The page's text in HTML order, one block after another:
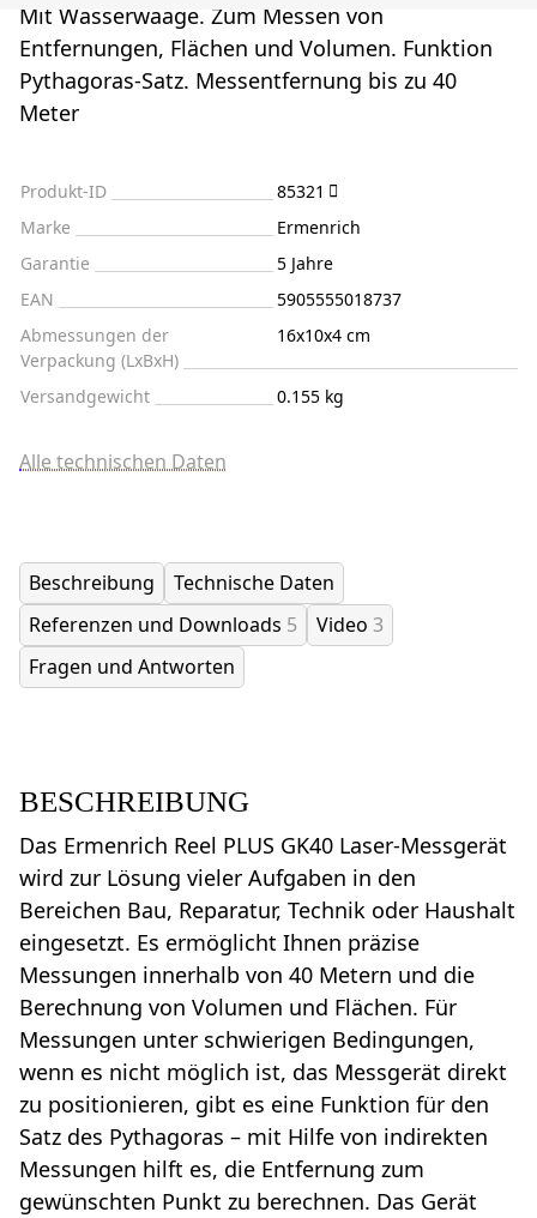
Mit Wasserwaage. Zum Messen von
Entfernungen, Flächen und Volumen. Funktion
Pythagoras-Satz. Messentfernung bis zu 40
Meter
Produkt-ID
85321
Marke
Ermenrich
Garantie
5 Jahre
EAN
5905555018737
Abmessungen der
Verpackung (LxBxH)
16x10x4 cm
Versandgewicht 0.155 kg
Alle technischen Daten
Beschreibung
Technische Daten
Referenzen und Downloads 5 Video 3
Fragen und Antworten
BESCHREIBUNG
Das Ermenrich Reel PLUS GK40 Laser-Messgerät
wird zur Lösung vieler Aufgaben in den
Bereichen Bau, Reparatur, Technik oder Haushalt
eingesetzt. Es ermöglicht Ihnen präzise
Messungen innerhalb von 40 Metern und die
Berechnung von Volumen und Flächen. Für
Messungen unter schwierigen Bedingungen,
wenn es nicht möglich ist, das Messgerät direkt
zu positionieren, gibt es eine Funktion für den
Satz des Pythagoras – mit Hilfe von indirekten
Messungen hilft es, die Entfernung zum
gewünschten Punkt zu berechnen. Das Gerät